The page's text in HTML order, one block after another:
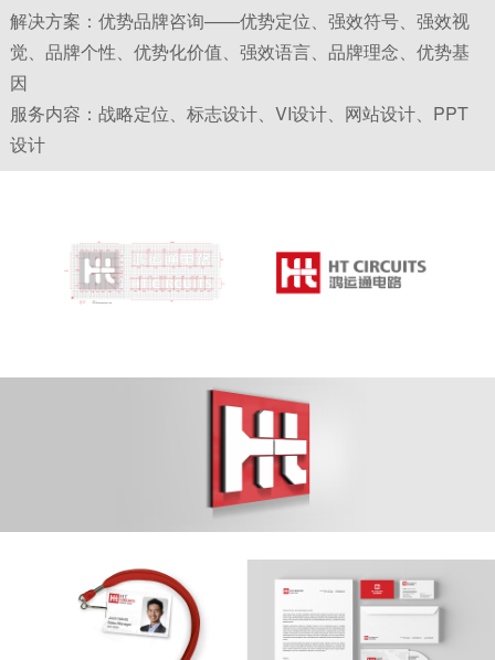
视尊帮助鸿运通建立国际化的强势品牌标志，树立全
新的品牌形象走入大众视野，获得了客户高度认可，
为后续开拓国际化市场奠定了基础。
解决方案：优势品牌咨询——优势定位、强效符号、强效视
觉、品牌个性、优势化价值、强效语言、品牌理念、优势基
因
服务内容：战略定位、标志设计、VI设计、网站设计、PPT
设计